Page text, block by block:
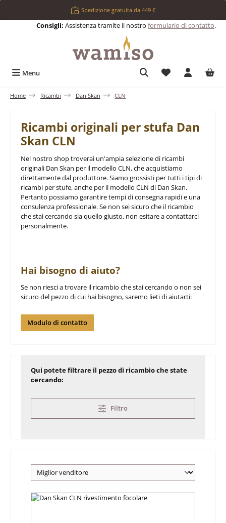
Passa al contenuto principaleSpedizione gratuita da 449 €
Consigli: Assistenza tramite il nostro formulario di contatto.
Menu Hai 0 articoli
Home Ricambi Dan Skan CLN
Ricambi originali per stufa Dan
Skan CLN
Nel nostro shop troverai un'ampia selezione di ricambi
originali Dan Skan per il modello CLN, che acquistiamo
direttamente dal produttore. Siamo grossisti per tutti i tipi di
ricambi per stufe, anche per il modello CLN di Dan Skan.
Pertanto possiamo garantire tempi di consegna rapidi e una
consulenza professionale. Se non sei sicuro che il ricambio
che stai cercando sia quello giusto, non esitare a contattarci
personalmente.
Hai bisogno di aiuto?
Se non riesci a trovare il ricambio che stai cercando o non sei
sicuro del pezzo di cui hai bisogno, saremo lieti di aiutarti:
Modulo di contatto
Qui potete filtrare il pezzo di ricambio che state
cercando:
Filtro